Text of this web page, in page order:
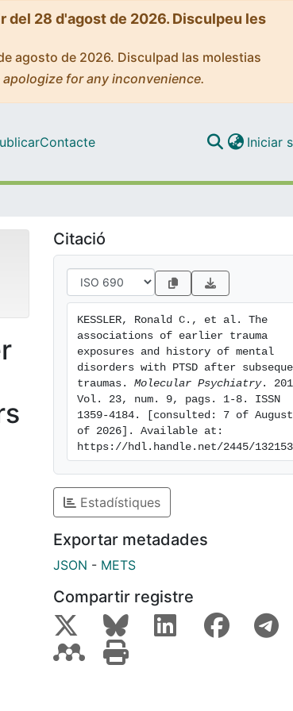
del 28 d'agost de 2026. Disculpeu les
agosto de 2026. Disculpad las molestias
for any inconvenience.
Contacte Iniciar
Citació
KESSLER, Ronald C., et al. The
associations of earlier trauma
exposures and history of mental
disorders with PTSD after
traumas. Molecular Psychiatry.
Vol. 23, num. 9, pags. 1-8. ISSN
1359-4184. [consulted: 7 of August
of 2026]. Available at:
https://hdl.handle.net/2445/132153
Estadístiques
Exportar metadades
JSON - METS
Compartir registre